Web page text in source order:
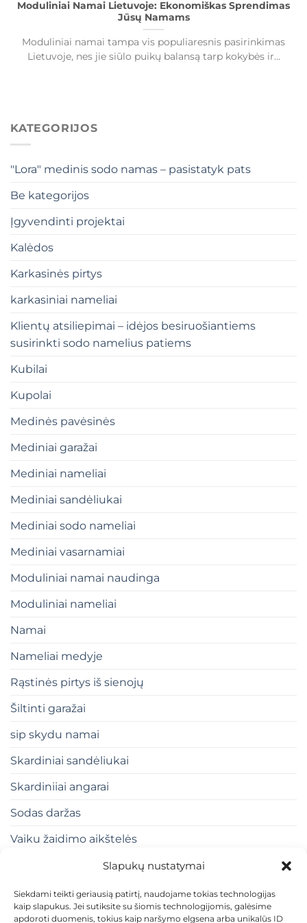
Slapukų nustatymai
Siekdami teikti geriausią patirtį, naudojame tokias technologijas
kaip slapukus. Jei sutiksite su šiomis technologijomis, galėsime
apdoroti duomenis, tokius kaip naršymo elgsena arba unikalūs ID
Moduliniai Namai Lietuvoje: Ekonomiškas Sprendimas
Jūsų Namams
Moduliniai namai tampa vis populiaresnis pasirinkimas
Lietuvoje, nes jie siūlo puikų balansą tarp kokybės ir...
KATEGORIJOS
"Lora" medinis sodo namas – pasistatyk pats
Be kategorijos
Įgyvendinti projektai
Kalėdos
Karkasinės pirtys
karkasiniai nameliai
Klientų atsiliepimai – idėjos besiruošiantiems
susirinkti sodo namelius patiems
Kubilai
Kupolai
Medinės pavėsinės
Mediniai garažai
Mediniai nameliai
Mediniai sandėliukai
Mediniai sodo nameliai
Mediniai vasarnamiai
Moduliniai namai naudinga
Moduliniai nameliai
Namai
Nameliai medyje
Rąstinės pirtys iš sienojų
Šiltinti garažai
sip skydu namai
Skardiniai sandėliukai
Skardiniiai angarai
Sodas daržas
Vaiku žaidimo aikštelės